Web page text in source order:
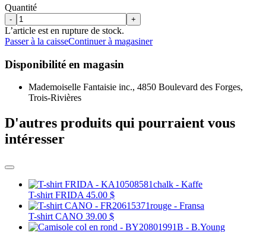
Quantité
- +
L’article est en rupture de stock.
Passer à la caisseContinuer à magasiner
Disponibilité en magasin
Mademoiselle Fantaisie inc., 4850 Boulevard des Forges,
Trois-Rivières
D'autres produits qui pourraient vous
intéresser
T-shirt FRIDA 45.00 $
T-shirt CANO 39.00 $